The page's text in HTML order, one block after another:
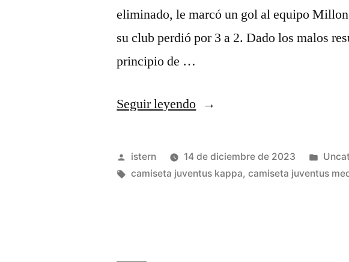
eliminado, le marcó un gol al equipo
su club perdió por 3 a 2. Dado los malos
principio de …
Seguir leyendo«camiseta
2003»
Publicado
por
istern 14 de diciembre de 2023
en
Etiquetas:
camiseta juventus kappa,camiseta juventus